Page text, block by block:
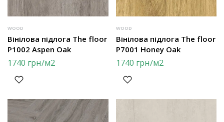
WOOD
Вінілова підлога The floor
P1002 Aspen Oak
1740 грн/м2
WOOD
Вінілова підлога The floor
P7001 Honey Oak
1740 грн/м2